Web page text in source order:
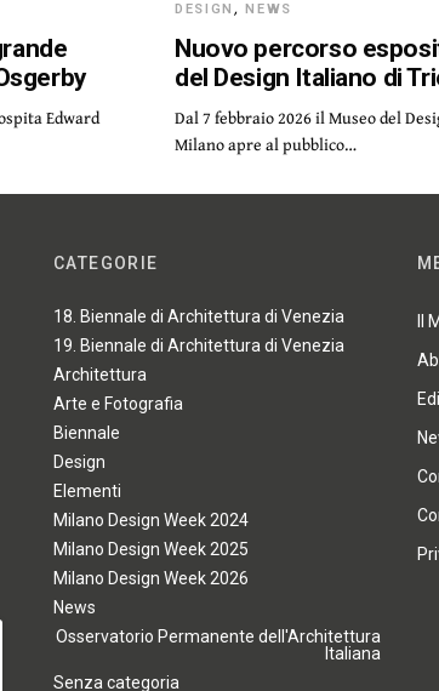
Edward
DESIGN ,NEWS
Nuovo percorso
del Design Italiano di
Dal 7 febbraio 2026 il Museo del
Milano apre al pubblico…
CATEGORIE
18. Biennale di Architettura di Venezia
19. Biennale di Architettura di Venezia
Architettura
Arte e Fotografia
Biennale
Design
Elementi
Milano Design Week 2024
Milano Design Week 2025
Milano Design Week 2026
News
Osservatorio Permanente dell'Architettura
Italiana
Senza categoria
Il